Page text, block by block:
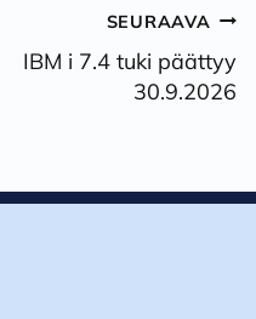
SEURAAVA
IBM i 7.4 tuki päättyy
30.9.2026